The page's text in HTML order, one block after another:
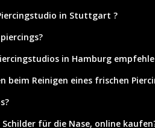
in Stuttgart ?
in Hamburg
beim Reinigen eines frischen
Schilder für die Nase, online